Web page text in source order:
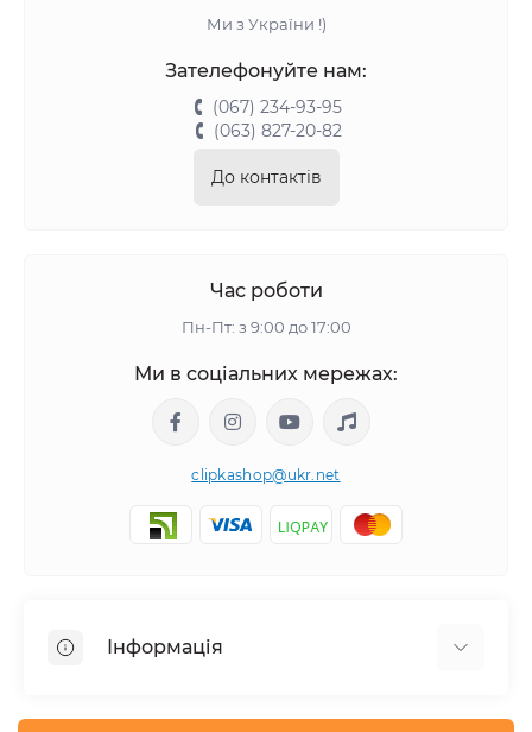
Ми з України !)
Зателефонуйте нам:
(067) 234-93-95
(063) 827-20-82
До контактів
Час роботи
Пн-Пт: з 9:00 до 17:00
Ми в соціальних мережах:
clipkashop@ukr.net
Інформація